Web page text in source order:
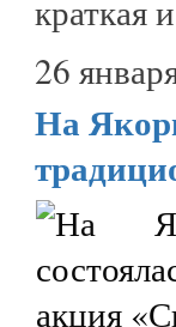
краткая
26
На